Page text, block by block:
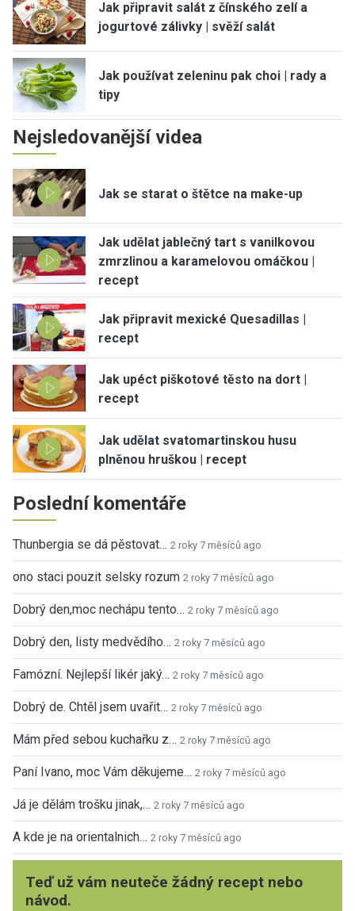
Jak připravit salát z čínského zelí a
jogurtové zálivky | svěží salát
Jak používat zeleninu pak choi | rady a
tipy
Nejsledovanější videa
Jak se starat o štětce na make-up
Jak udělat jablečný tart s vanilkovou
zmrzlinou a karamelovou omáčkou |
recept
Jak připravit mexické Quesadillas |
recept
Jak upéct piškotové těsto na dort |
recept
Jak udělat svatomartinskou husu
plněnou hruškou | recept
Poslední komentáře
Thunbergia se dá pěstovat… 2 roky 7 měsíců ago
ono staci pouzit selsky rozum 2 roky 7 měsíců ago
Dobrý den,moc nechápu tento… 2 roky 7 měsíců ago
Dobrý den, listy medvědího… 2 roky 7 měsíců ago
Famózní. Nejlepší likér jaký… 2 roky 7 měsíců ago
Dobrý de. Chtěl jsem uvařit… 2 roky 7 měsíců ago
Mám před sebou kuchařku z… 2 roky 7 měsíců ago
Paní Ivano, moc Vám děkujeme… 2 roky 7 měsíců ago
Já je dělám trošku jinak,… 2 roky 7 měsíců ago
A kde je na orientalnich… 2 roky 7 měsíců ago
Teď už vám neuteče žádný recept nebo
návod.